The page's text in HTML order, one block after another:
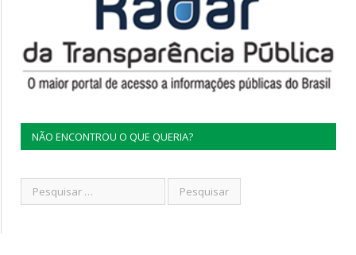
NÃO ENCONTROU O QUE QUERIA?